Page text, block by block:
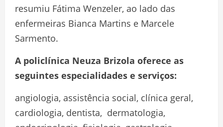
resumiu Fátima Wenzeler, ao lado das
enfermeiras Bianca Martins e Marcele
Sarmento.
A policlínica Neuza Brizola oferece as
seguintes especialidades e serviços:
angiologia, assistência social, clínica geral,
cardiologia, dentista, dermatologia,